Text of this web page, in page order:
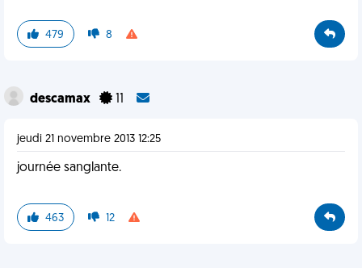
479 8
descamax
jeudi 21 novembre 2013 12:25
journée sanglante.
463 12